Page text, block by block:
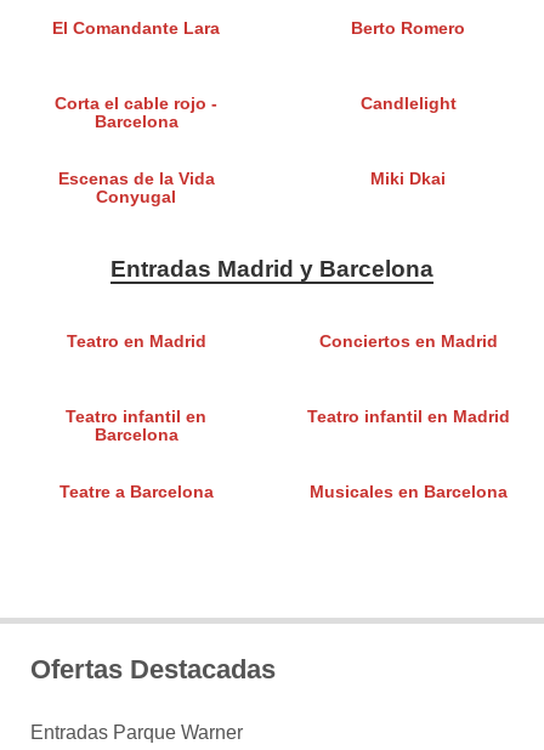
El Comandante Lara Berto Romero
Corta el cable rojo -
Barcelona
Candlelight
Escenas de la Vida
Conyugal
Miki Dkai
Entradas Madrid y Barcelona
Teatro en Madrid Conciertos en Madrid
Teatro infantil en
Barcelona
Teatro infantil en Madrid
Teatre a Barcelona Musicales en Barcelona
Ofertas Destacadas
Entradas Parque Warner